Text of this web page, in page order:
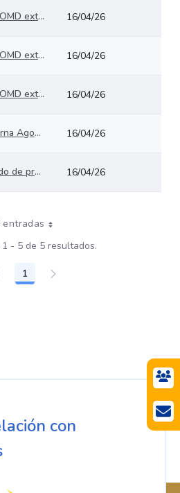
Emisión y OMD externa Abril 2025 16/04/26
Emisión y OMD externa Septiembre 2025 16/04/26
Emisión y OMD externa Noviembre 2025 16/04/26
OMD externa Agosto 2025 16/04/26
Comunicado de prensa omd's Interna y Externa 2025 16/04/26
entradas
- 5 de 5 resultados.
Página
1
con